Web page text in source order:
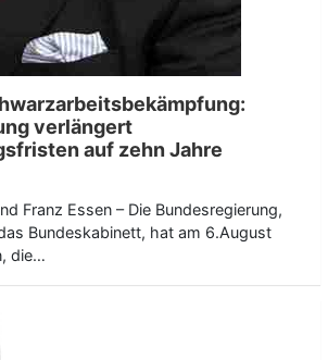
verlängert
auf zehn Jahre
Franz Essen – Die Bundesregierung,
Bundeskabinett, hat am 6.August
die…